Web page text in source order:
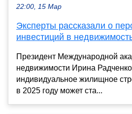
22:00, 15 Мар
Эксперты рассказали о
инвестиций в
Президент Международной
недвижимости Ирина
индивидуальное жилищное
в 2025 году может ста...